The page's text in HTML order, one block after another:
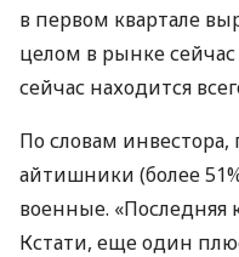
в первом квартале
целом в рынке
сейчас находится
По словам
айтишники (более
военные. «Последняя
Кстати, еще один